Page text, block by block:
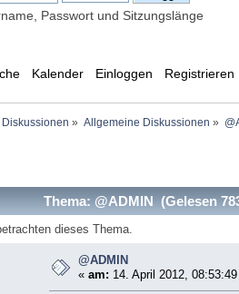
Passwort und Sitzungslänge
Kalender Einloggen Registrieren
» Allgemeine Diskussionen »
Thema: @ADMIN (Gelesen
dieses Thema.
@ADMIN
«am: 14. April 2012,